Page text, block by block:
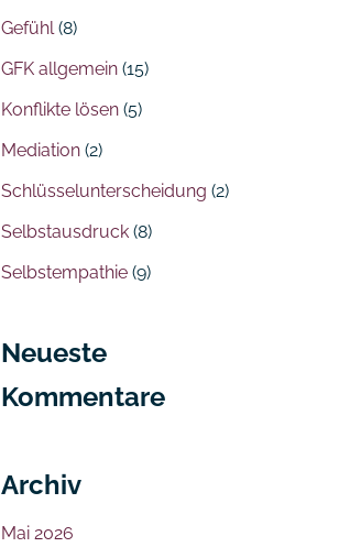
Gefühl(8)
GFK allgemein (15)
Konflikte lösen (5)
Mediation (2)
Schlüsselunterscheidung (2)
Selbstausdruck (8)
Selbstempathie (9)
Neueste
Kommentare
Archiv
Mai 2026